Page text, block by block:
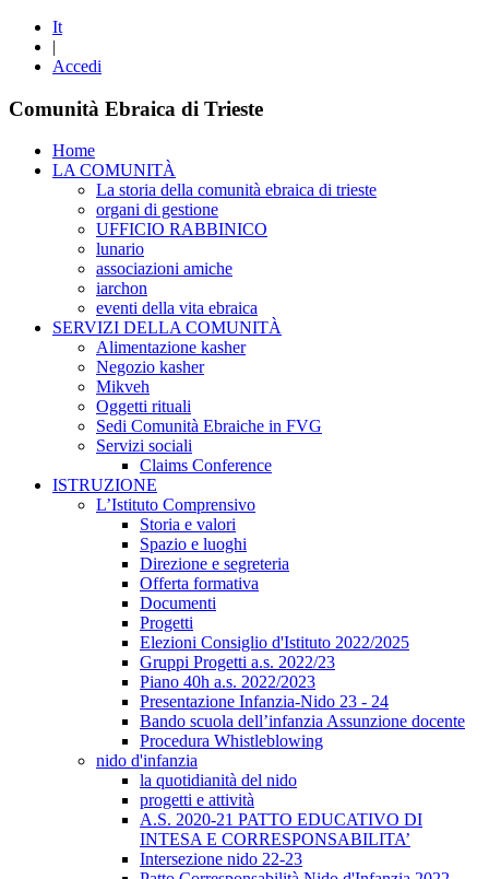
It
|
Accedi
Comunità Ebraica di Trieste
Home
LA COMUNITÀ
La storia della comunità ebraica di trieste
organi di gestione
UFFICIO RABBINICO
lunario
associazioni amiche
iarchon
eventi della vita ebraica
SERVIZI DELLA COMUNITÀ
Alimentazione kasher
Negozio kasher
Mikveh
Oggetti rituali
Sedi Comunità Ebraiche in FVG
Servizi sociali
Claims Conference
ISTRUZIONE
L’Istituto Comprensivo
Storia e valori
Spazio e luoghi
Direzione e segreteria
Offerta formativa
Documenti
Progetti
Elezioni Consiglio d'Istituto 2022/2025
Gruppi Progetti a.s. 2022/23
Piano 40h a.s. 2022/2023
Presentazione Infanzia-Nido 23 - 24
Bando scuola dell’infanzia Assunzione docente
Procedura Whistleblowing
nido d'infanzia
la quotidianità del nido
progetti e attività
A.S. 2020-21 PATTO EDUCATIVO DI
INTESA E CORRESPONSABILITA’
Intersezione nido 22-23